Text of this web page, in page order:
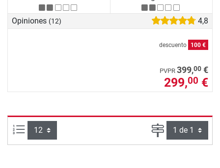
Opiniones (12) 4,8
descuento 100 €
PVPR 399,00 €
299,00 €
Artículos por página: Página